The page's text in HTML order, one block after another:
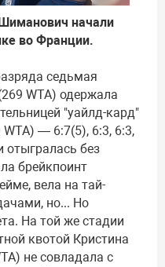
начали
во Франции.
седьмая
WTA) одержала
"уайлд-кард"
— 6:7(5), 6:3, 6:3,
отыгралась без
брейкпоинт
вела на тай-
но... Но
На той же стадии
квотой Кристина
не совладала с